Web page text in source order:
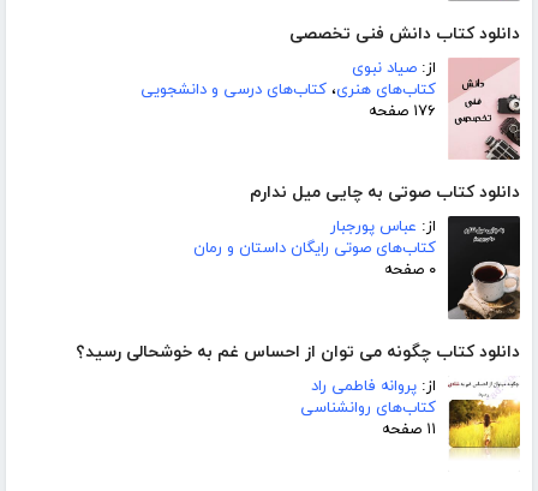
دانلود کتاب دانش فنی تخصصی
از: صیاد نبوی
کتاب‌های هنری، کتاب‌های درسی و دانشجویی
۱۷۶ صفحه
دانلود کتاب صوتی به چایی میل ندارم
از: عباس پورجبار
کتاب‌های صوتی رایگان داستان و رمان
۰ صفحه
دانلود کتاب چگونه می توان از احساس غم به خوشحالی رسید؟
از: پروانه فاطمی راد
کتاب‌های روانشناسی
۱۱ صفحه